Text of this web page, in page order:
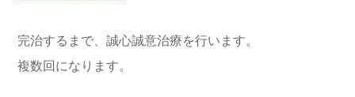
完治するまで、誠心誠意治療を行います。
複数回になります。